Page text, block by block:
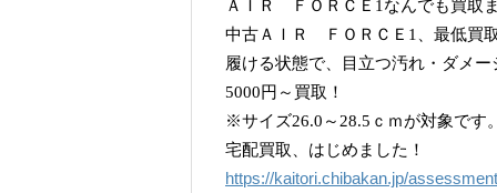
ＡＩＲ ＦＯＲＣＥ1なんでも買取
中古ＡＩＲ ＦＯＲＣＥ1、最低買
履ける状態で、目立つ汚れ・ダメ
5000円～買取！
※サイズ26.0～28.5ｃｍが対象です
宅配買取、はじめました！
https://kaitori.chibakan.jp/